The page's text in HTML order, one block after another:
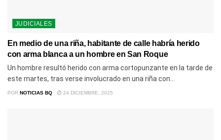
JUDICIALES
En medio de una riña, habitante de calle habría herido
con arma blanca a un hombre en San Roque
Un hombre resultó herido con arma cortopunzante en la tarde de
este martes, tras verse involucrado en una riña con...
POR NOTICIAS BQ 24 DICIEMBRE, 2025